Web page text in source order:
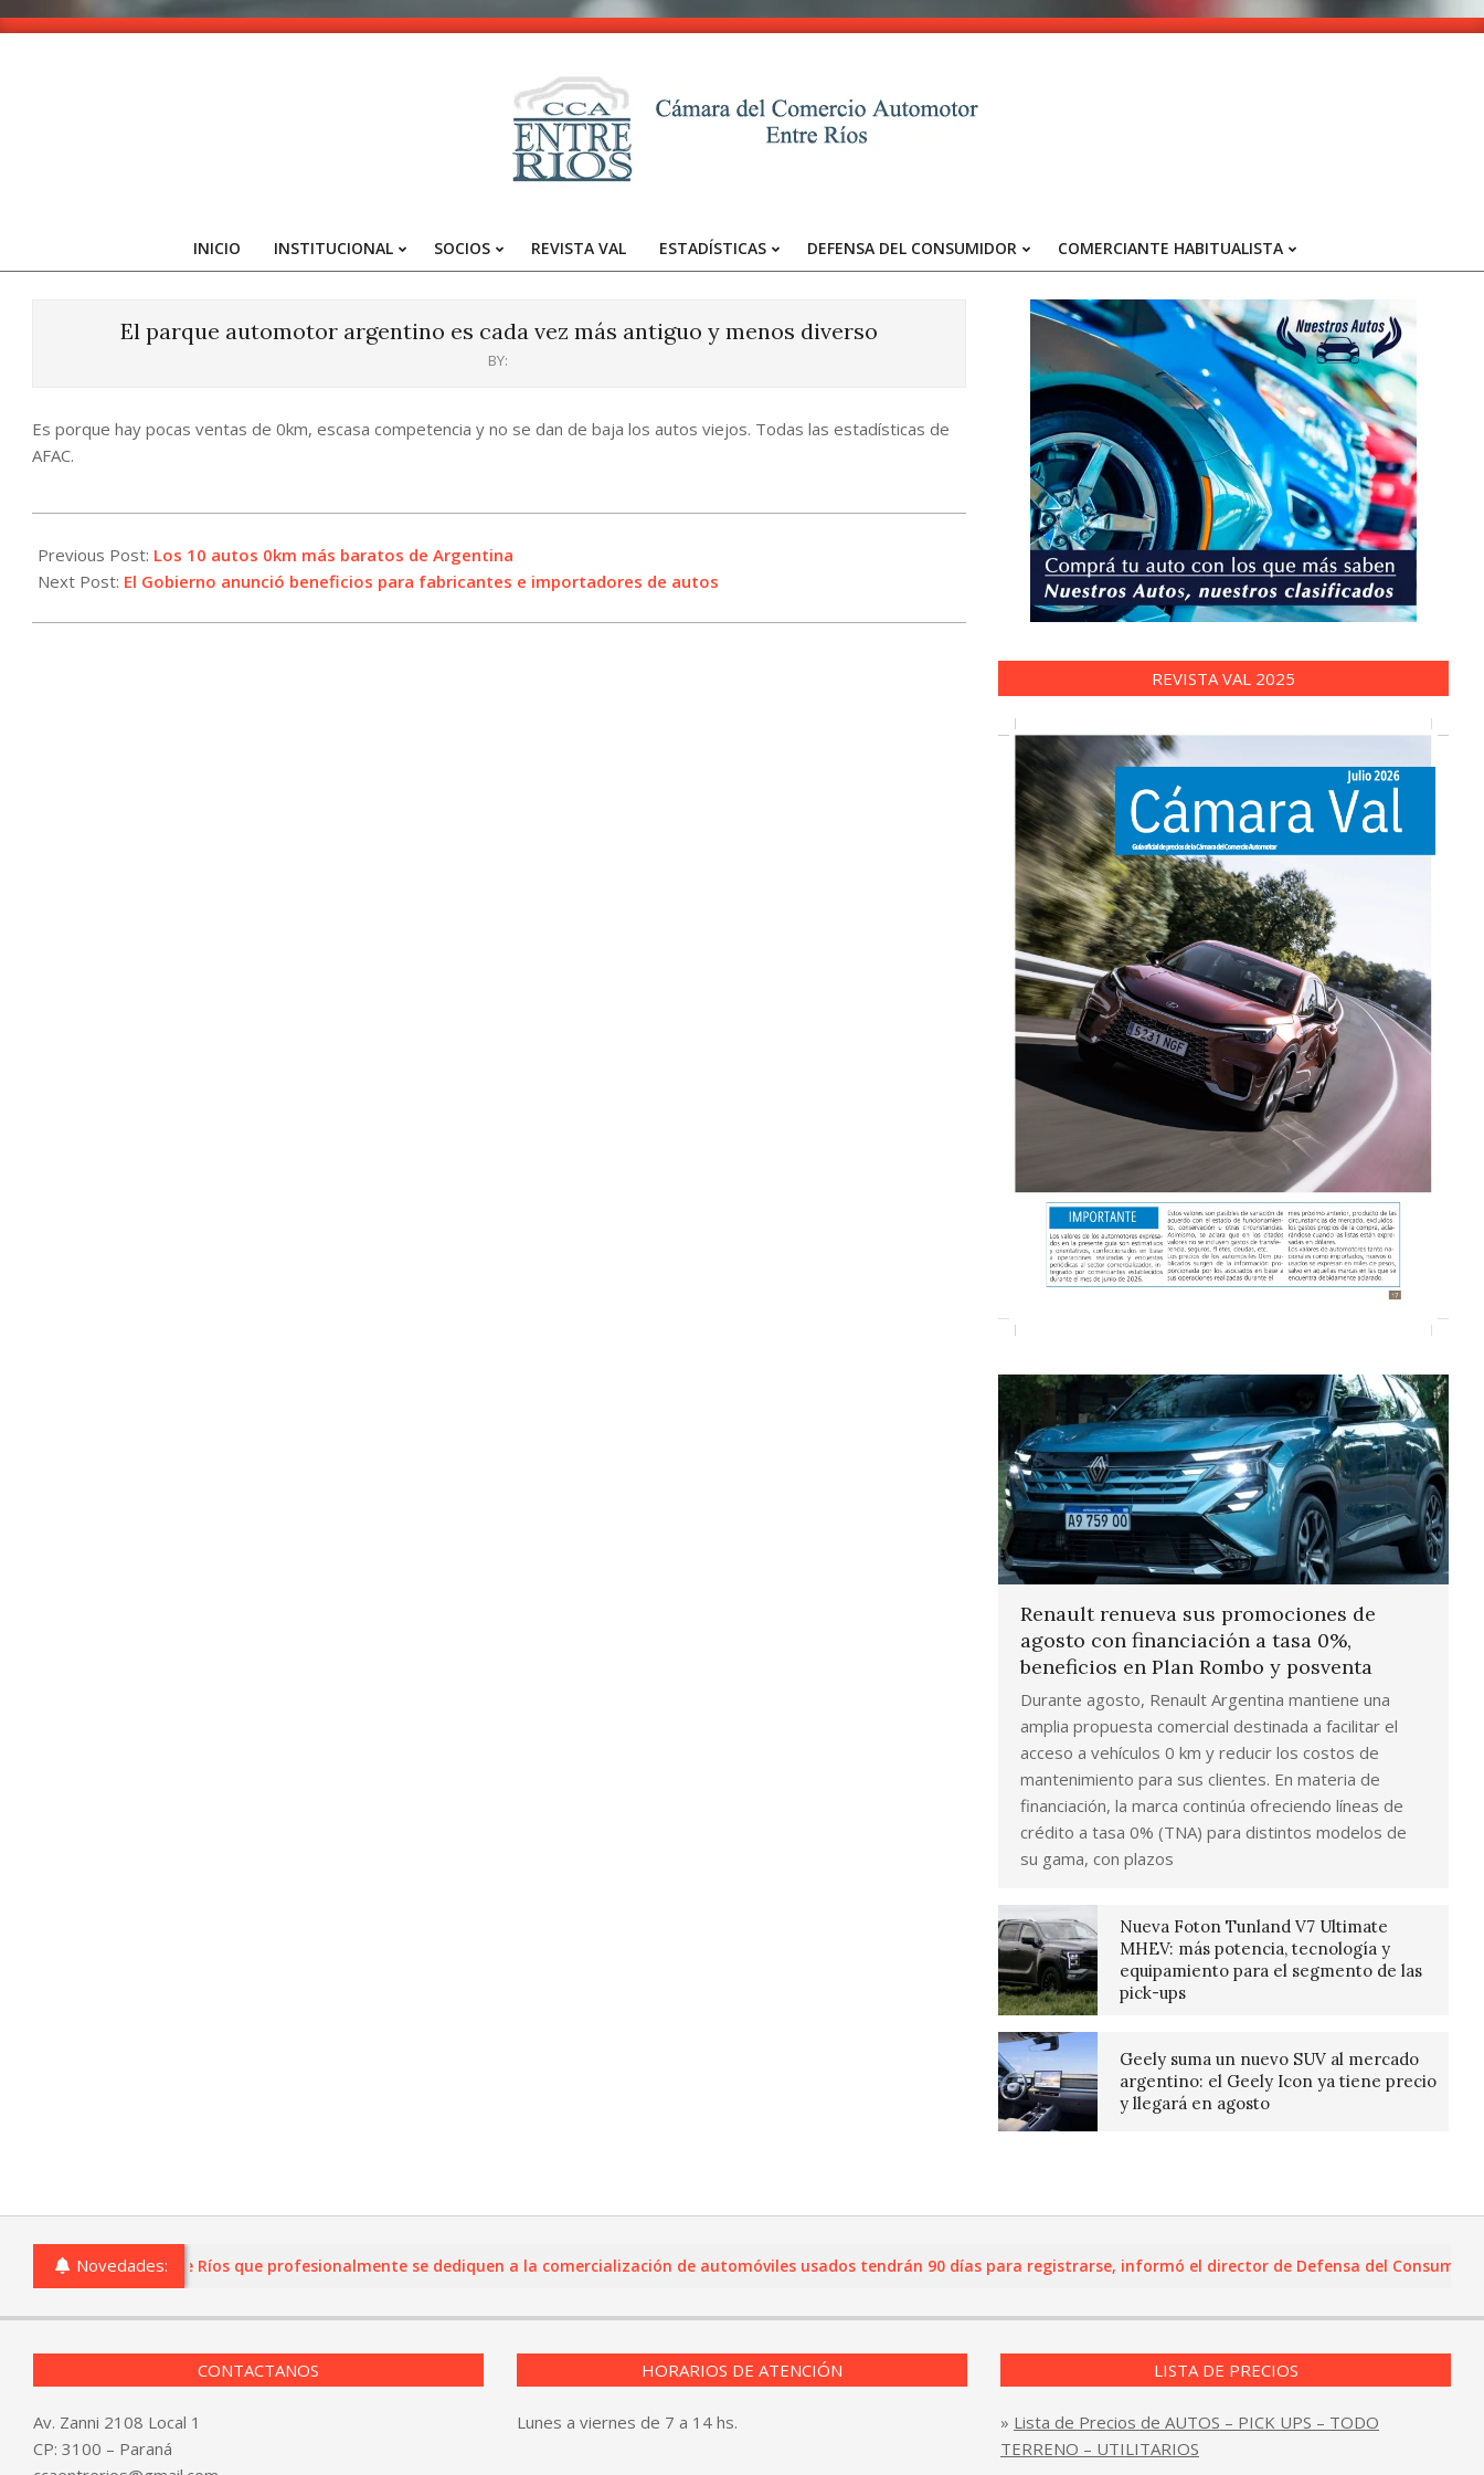
Skip
-
Entre
Primary
INICIO INSTITUCIONAL SOCIOS REVISTA VAL ESTADÍSTICAS DEFENSA DEL CONSUMIDOR COMERCIANTE HABITUALISTA
El parque automotor argentino es cada vez más antiguo y menos diverso
BY:
Es porque hay pocas ventas de 0km, escasa competencia y no se dan de baja los autos viejos. Todas las estadísticas de
AFAC.
07-
24
Previous Post: Los 10 autos 0km más baratos de Argentina
Next Post: El Gobierno anunció beneficios para fabricantes e importadores de autos
REVISTA VAL 2025
Renault renueva sus promociones de
agosto con financiación a tasa 0%,
beneficios en Plan Rombo y posventa
Durante agosto, Renault Argentina mantiene una
amplia propuesta comercial destinada a facilitar el
acceso a vehículos 0 km y reducir los costos de
mantenimiento para sus clientes. En materia de
financiación, la marca continúa ofreciendo líneas de
crédito a tasa 0% (TNA) para distintos modelos de
su gama, con plazos
Nueva Foton Tunland V7 Ultimate
MHEV: más potencia, tecnología y
equipamiento para el segmento de las
pick-ups
Geely suma un nuevo SUV al mercado
argentino: el Geely Icon ya tiene precio
y llegará en agosto
Novedades:
comercios de Entre Ríos que profesionalmente se dediquen a la comercialización de automóviles usados tendrán 90 días para registrarse, informó el director de Defensa del Consumidor y
CONTACTANOS
Av. Zanni 2108 Local 1
CP: 3100 – Paraná
HORARIOS DE ATENCIÓN
Lunes a viernes de 7 a 14 hs.
LISTA DE PRECIOS
» Lista de Precios de AUTOS – PICK UPS – TODO
TERRENO – UTILITARIOS